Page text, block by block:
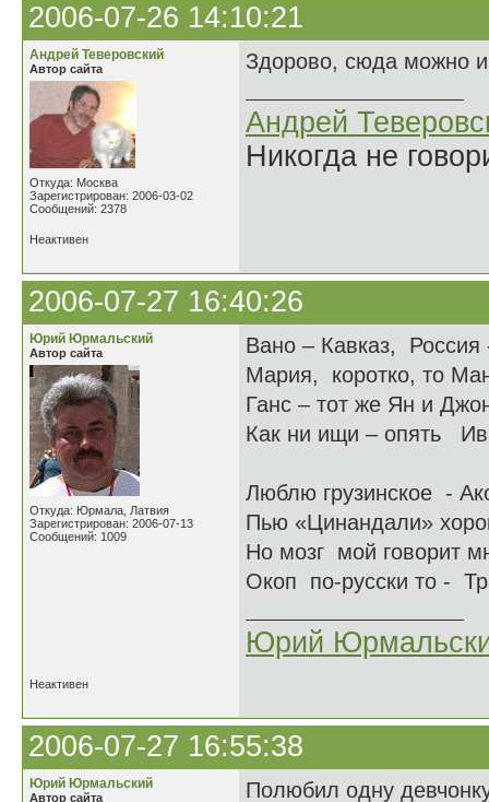
2006-07-26 14:10:21
Андрей Теверовский
Автор сайта
Откуда: Москва
Зарегистрирован: 2006-03-02
Сообщений: 2378
Здорово, сюда можно
Андрей
Никогда не
Неактивен
2006-07-27 16:40:26
Юрий Юрмальский
Автор сайта
Откуда: Юрмала, Латвия
Зарегистрирован: 2006-07-13
Сообщений: 1009
Вано – Кавказ,
Мария, коротко, то
Ганс – тот же Ян и
Как ни ищи – опять
Люблю грузинское -
Пью «Цинандали»
Но мозг мой говорит
Окоп по-русски то -
Юрий
Неактивен
2006-07-27 16:55:38
Юрий Юрмальский
Автор сайта
Полюбил одну